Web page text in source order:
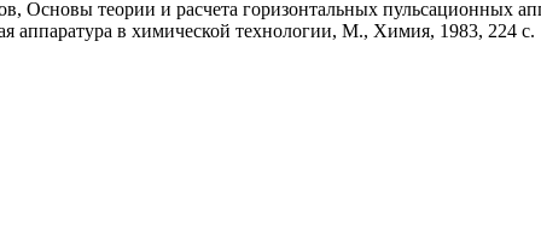
теории и расчета горизонтальных пульсационных
аппаратура в химической технологии, М., Химия, 1983, 224 с.